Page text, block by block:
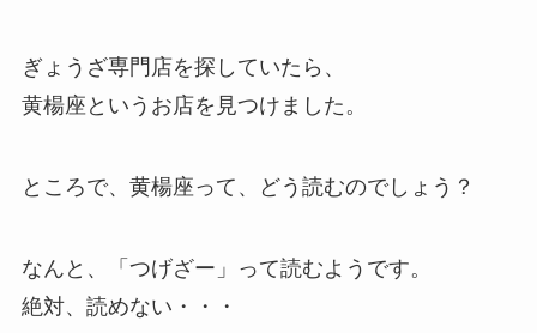
ぎょうざ専門店を探していたら、
黄楊座というお店を見つけました。
ところで、黄楊座って、どう読むのでしょう？
なんと、「つげざー」って読むようです。
絶対、読めない・・・